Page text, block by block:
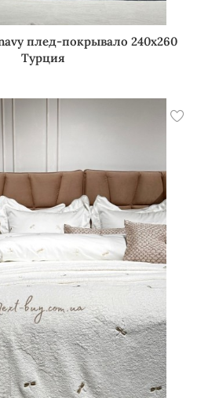
плед-покрывало 240х260
Турция